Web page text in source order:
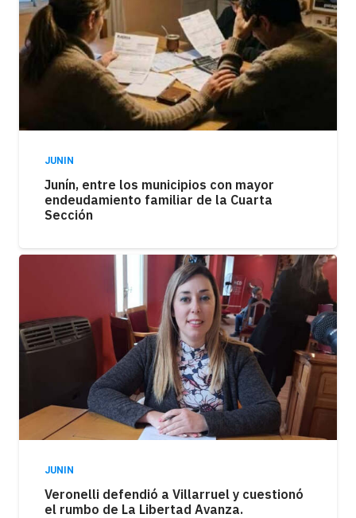
JUNIN
Junín, entre los municipios con mayor
endeudamiento familiar de la Cuarta
Sección
JUNIN
Veronelli defendió a Villarruel y cuestionó
el rumbo de La Libertad Avanza.